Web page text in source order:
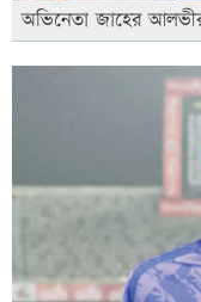
অভিনেতা জাহের